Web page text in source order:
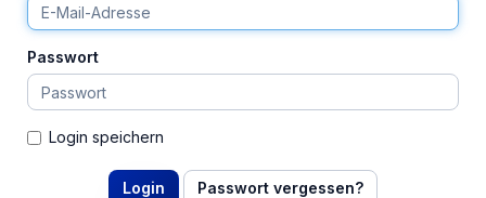
Passwort
Login speichern
Passwort vergessen?